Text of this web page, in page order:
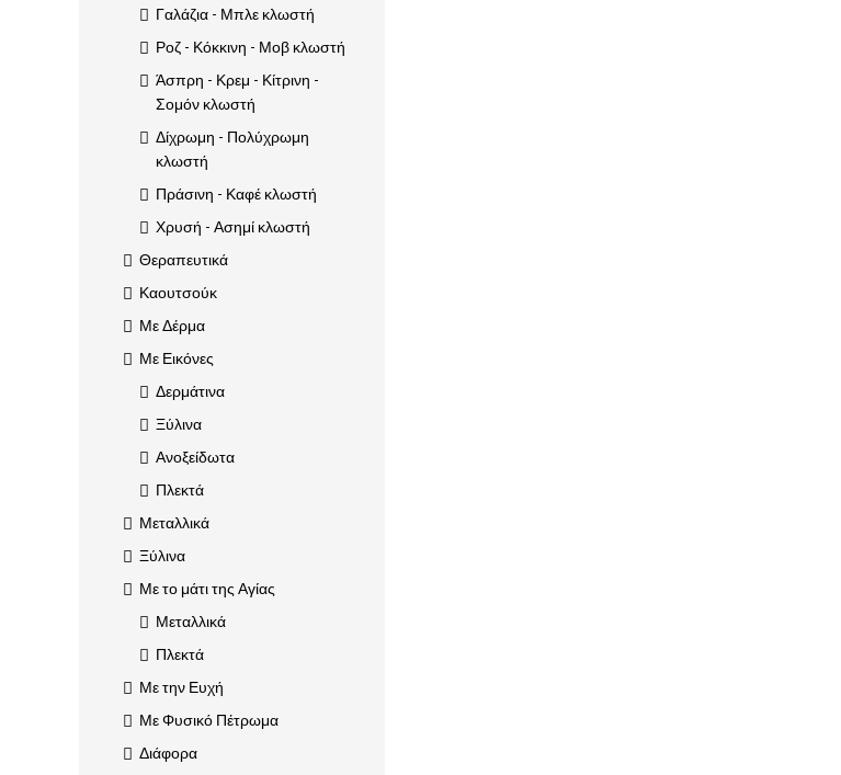
Γαλάζια - Μπλε κλωστή
Ροζ - Κόκκινη - Μοβ κλωστή
Άσπρη - Κρεμ - Κίτρινη -
Σομόν κλωστή
Δίχρωμη - Πολύχρωμη
κλωστή
Πράσινη - Καφέ κλωστή
Χρυσή - Ασημί κλωστή
Θεραπευτικά
Καουτσούκ
Με Δέρμα
Με Εικόνες
Δερμάτινα
Ξύλινα
Ανοξείδωτα
Πλεκτά
Μεταλλικά
Ξύλινα
Με το μάτι της Αγίας
Μεταλλικά
Πλεκτά
Με την Ευχή
Με Φυσικό Πέτρωμα
Διάφορα